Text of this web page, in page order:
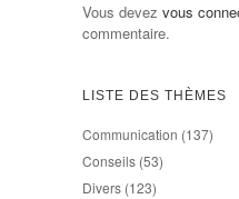
Vous devez vous
commentaire.
LISTE DES THÈMES
Communication (137)
Conseils (53)
Divers (123)